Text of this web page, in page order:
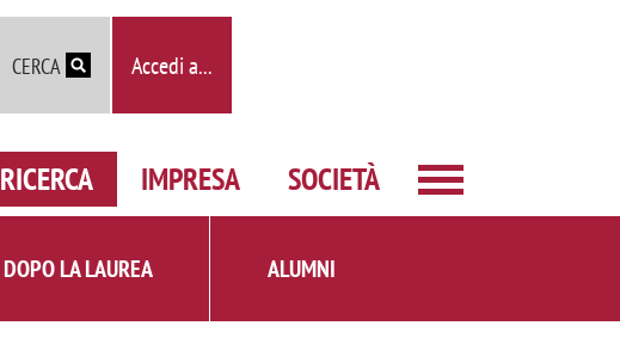
CERCA Accedi a...
RICERCA IMPRESA SOCIETÀ
DOPO LA LAUREA ALUMNI